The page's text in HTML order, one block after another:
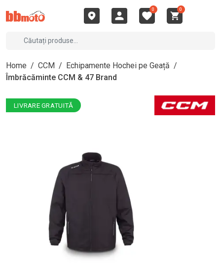
0 0
Home / CCM / Echipamente Hochei pe Geață /
Îmbrăcăminte CCM & 47 Brand
LIVRARE GRATUITĂ